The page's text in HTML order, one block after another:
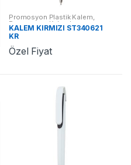
Promosyon Plastik Kalem,
Promosyon Kalemler
KALEM KIRMIZI ST340621
KR
Özel Fiyat